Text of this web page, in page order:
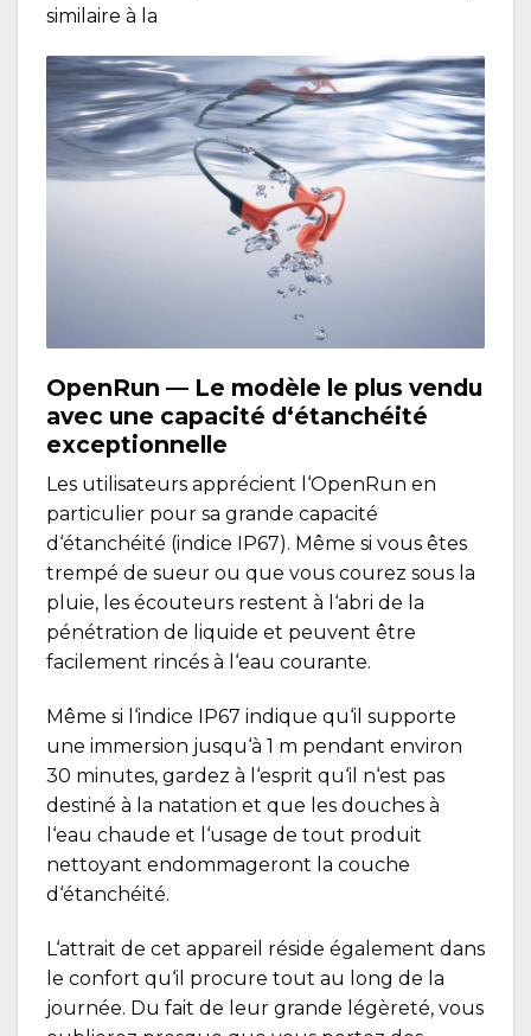
similaire à la
OpenRun — Le modèle le plus vendu
avec une capacité d‘étanchéité
exceptionnelle
Les utilisateurs apprécient l‘OpenRun en
particulier pour sa grande capacité
d‘étanchéité (indice IP67). Même si vous êtes
trempé de sueur ou que vous courez sous la
pluie, les écouteurs restent à l‘abri de la
pénétration de liquide et peuvent être
facilement rincés à l‘eau courante.
Même si l‘indice IP67 indique qu‘il supporte
une immersion jusqu‘à 1 m pendant environ
30 minutes, gardez à l‘esprit qu‘il n‘est pas
destiné à la natation et que les douches à
l‘eau chaude et l‘usage de tout produit
nettoyant endommageront la couche
d‘étanchéité.
L‘attrait de cet appareil réside également dans
le confort qu‘il procure tout au long de la
journée. Du fait de leur grande légèreté, vous